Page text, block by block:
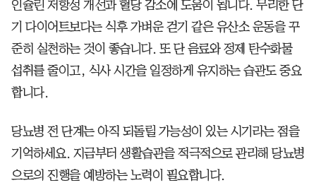
인슐린 저항성 개선과 혈당 감소에 도움이 됩니다. 무리한 단
기 다이어트보다는 식후 가벼운 걷기 같은 유산소 운동을 꾸
준히 실천하는 것이 좋습니다. 또 단 음료와 정제 탄수화물
섭취를 줄이고, 식사 시간을 일정하게 유지하는 습관도 중요
합니다.
당뇨병 전 단계는 아직 되돌릴 가능성이 있는 시기라는 점을
기억하세요. 지금부터 생활습관을 적극적으로 관리해 당뇨병
으로의 진행을 예방하는 노력이 필요합니다.